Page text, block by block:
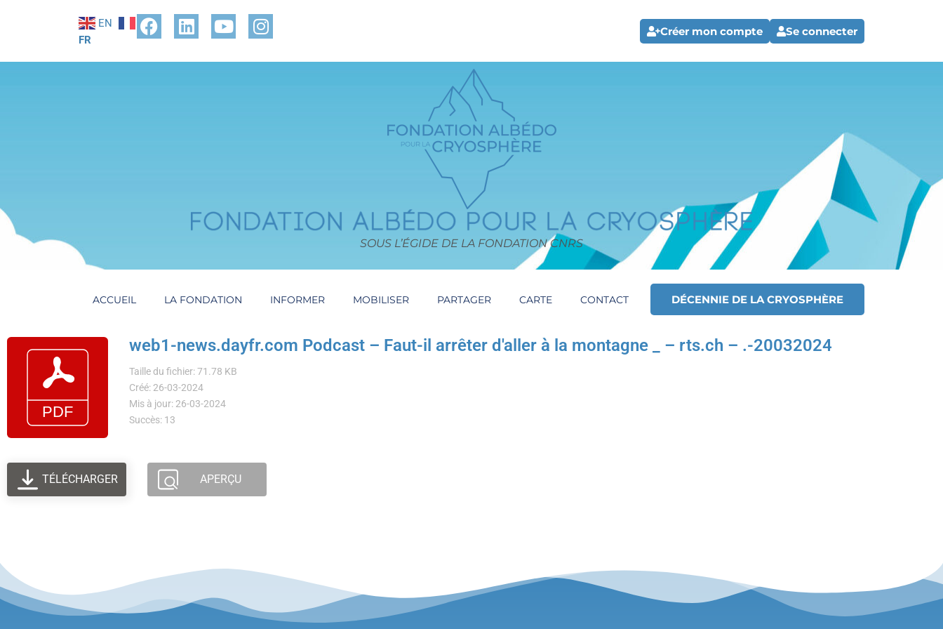
EN
FR
Créer mon compte Se connecter
SOUS L’ÉGIDE DE LA FONDATION CNRS
ACCUEIL LA FONDATION INFORMER MOBILISER PARTAGER CARTE CONTACT DÉCENNIE DE LA CRYOSPHÈRE
web1-news.dayfr.com Podcast – Faut-il arrêter d'aller à la montagne _ – rts.ch – .-20032024
Taille du fichier: 71.78 KB
Créé: 26-03-2024
Mis à jour: 26-03-2024
Succès: 13
TÉLÉCHARGER APERÇU